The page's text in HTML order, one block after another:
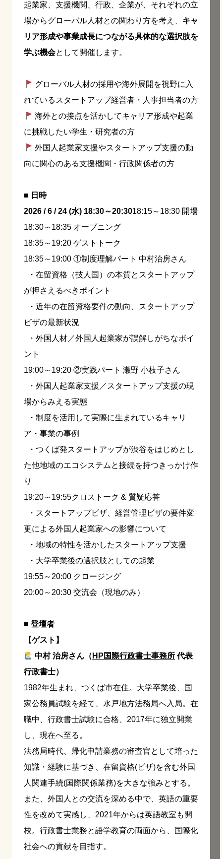
起業家、支援機関、行政、企業が、それぞれの立
場からグローバル人材との関わり方を考え、 キャ
リア形成や事業成長につながる具体的な選択肢を
学ぶ機会として開催します。
グローバル人材の採用や海外展開を視野に入
れているスタートアップ経営者・人事担当者の方
海外との接点を活かしてキャリア形成や起業
に挑戦したい学生・研究者の方
外国人起業家支援やスタートアップ支援の動
向に関心のある支援機関・行政関係者の方
■ 日時
2026 / 6 / 24 (水) 18:30～20:3018:15～18:30 開場
18:30～18:35 オープニング
18:35～19:20 ゲストトーク
18:35～19:00 ①制度理解パート 中村治房さん
・在留資格（技人国）の本質とスタートアップ
が押さえるべきポイント
・近年の在留資格要件の動向、スタートアップ
ビザの最新状況
・外国人材／外国人起業家が誤解しがちなポイ
ント
19:00～19:20 ②実践パート 瀬野 小枝子さん
・外国人起業家支援／スタートアップ支援の現
場からみえる実態
・制度を活用して実際に生まれているキャリ
ア・事業の事例
・つくば発スタートアップが渋谷をはじめとし
た他地域のエコシステムと接続を持つきっかけ作
り
19:20～19:55クロストーク & 質疑応答
・スタートアップビザ、経営管理ビザの要件変
更による外国人起業家への影響について
・地域の特性を活かしたスタートアップ支援
・大学卒業後の選択肢としての起業
19:55～20:00 クロージング
20:00～20:30 交流会（現地のみ）
■ 登壇者
【ゲスト】
中村 治房さん（ HP国際行政書士事務所代表
行政書士）
1982年生まれ、つくば市在住。大学卒業後、国
家公務員試験を経て、水戸地方法務局へ入局。在
職中、行政書士試験に合格、2017年に独立開業
し、現在へ至る。
法務局時代、帰化申請業務の審査官として培った
知識・経験に基づき、在留資格(ビザ)を含む外国
人関連手続(国際関係業務)を大きな強みとする。
また、外国人との交流を深める中で、英語の重要
性を改めて実感し、2021年からは英語教室も開
校。行政書士業務と語学教育の両面から、国際化
社会への貢献を目指す。